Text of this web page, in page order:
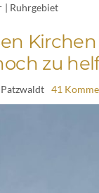
| Ruhrgebiet
zu
41